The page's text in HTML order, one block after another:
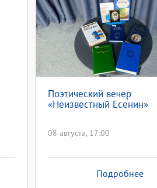
Поэтический вечер
«Неизвестный Есенин»
08 августа, 17:00
Подробнее